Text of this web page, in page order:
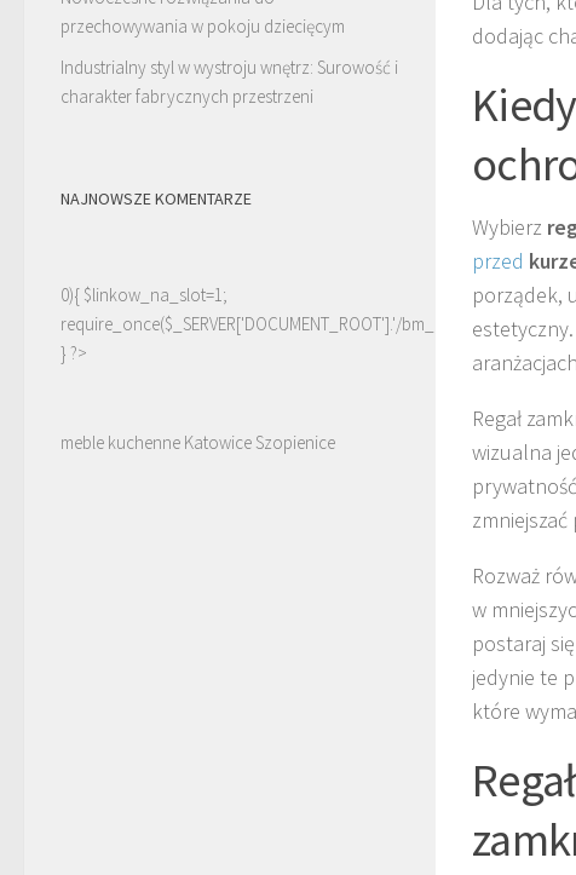
dodając
Wybierz
przed
porządek,
Regał
wizualna
Rozważ
w
postaraj
jedynie te
które
przechowywania w pokoju dziecięcym
Industrialny styl w wystroju wnętrz: Surowość i
charakter fabrycznych przestrzeni
NAJNOWSZE KOMENTARZE
0){ $linkow_na_slot=1;
require_once($_SERVER['DOCUMENT_ROOT'].'/bm_linki.php');
} ?>
meble kuchenne Katowice Szopienice